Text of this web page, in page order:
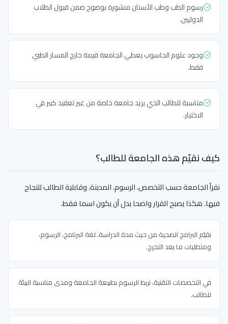
رسوم الطب وطب الأسنان منشورة بوضوح ضمن قبول الطلاب
الدوليين.
وجود علوم الحاسوب يعطي الجامعة قيمة خارج المسار الطبي
فقط.
مناسبة للطالب الذي يريد جامعة خاصة من غير تعقيد كبير في
الاختيار.
كيف نقيّم هذه الجامعة للطالب؟
نقرأ الجامعة حسب التخصص، الرسوم، المدينة، وقابلية الطالب للنجاح
فيها. هكذا يصبح القرار واضحا بدل أن يكون اسما فقط.
نقيّم البرامج الصحية من حيث مدة الدراسة، لغة البرنامج، الرسوم،
ومتطلبات ما بعد التخرج.
في التخصصات التقنية، نربط الرسوم بطبيعة الجامعة ومدى مناسبة البيئة
للطالب.